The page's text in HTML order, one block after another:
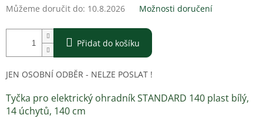
Můžeme doručit do: 10.8.2026 Možnosti doručení
Přidat do košíku
JEN OSOBNÍ ODBĚR - NELZE POSLAT !
Tyčka pro elektrický ohradník STANDARD 140 plast bílý,
14 úchytů, 140 cm